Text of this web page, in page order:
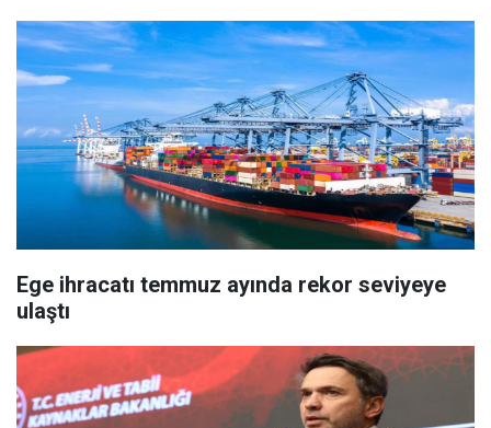
Ege ihracatı temmuz ayında rekor seviyeye
ulaştı